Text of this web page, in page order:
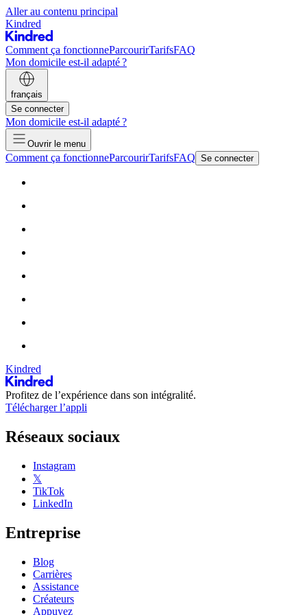
Aller au contenu principal
Kindred
Comment ça fonctionneParcourirTarifsFAQ
Mon domicile est-il adapté ?
français
Se connecter
Mon domicile est-il adapté ?
Ouvrir le menu
Comment ça fonctionneParcourirTarifsFAQ Se connecter
Kindred
Profitez de l’expérience dans son intégralité.
Télécharger l’appli
Réseaux sociaux
Instagram
𝕏
TikTok
LinkedIn
Entreprise
Blog
Carrières
Assistance
Créateurs
Appuyez